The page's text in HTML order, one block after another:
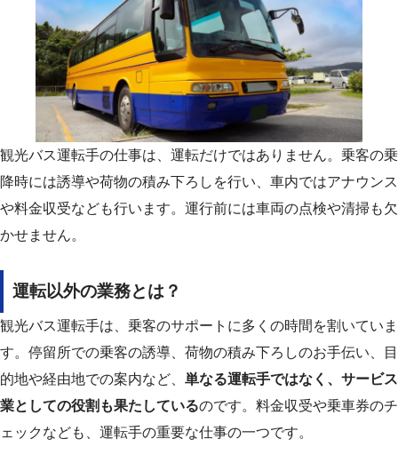
観光バス運転手の仕事は、運転だけではありません。乗客の乗
降時には誘導や荷物の積み下ろしを行い、車内ではアナウンス
や料金収受なども行います。運行前には車両の点検や清掃も欠
かせません。
運転以外の業務とは？
観光バス運転手は、乗客のサポートに多くの時間を割いていま
す。停留所での乗客の誘導、荷物の積み下ろしのお手伝い、目
的地や経由地での案内など、 単なる運転手ではなく、サービス
業としての役割も果たしているのです。料金収受や乗車券のチ
ェックなども、運転手の重要な仕事の一つです。